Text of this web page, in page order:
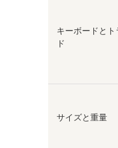
キーボードとト
ド
サイズと重量